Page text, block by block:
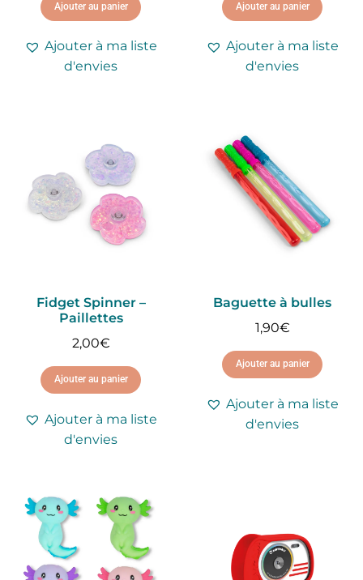
Ajouter au panier
Ajouter à ma liste
d'envies
Ajouter au panier
Ajouter à ma liste
d'envies
Fidget Spinner –
Paillettes
2,00€
Ajouter au panier
Ajouter à ma liste
d'envies
Baguette à bulles
1,90€
Ajouter au panier
Ajouter à ma liste
d'envies